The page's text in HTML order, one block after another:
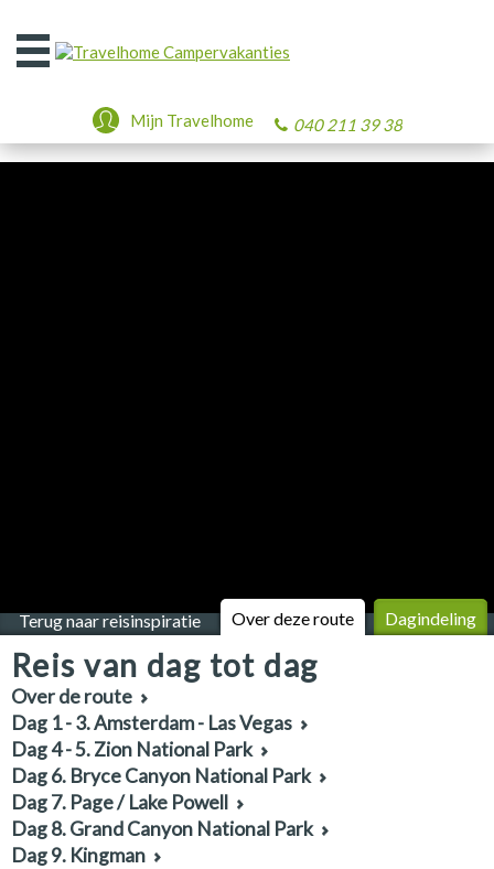
Open
het
040 211 39 38
Mijn Travelhome
Terug naar reisinspiratie Over deze route Dagindeling
Reis van dag tot dag
Over de route
Dag 1 - 3. Amsterdam - Las Vegas
Dag 4 - 5. Zion National Park
Dag 6. Bryce Canyon National Park
Dag 7. Page / Lake Powell
Dag 8. Grand Canyon National Park
Dag 9. Kingman